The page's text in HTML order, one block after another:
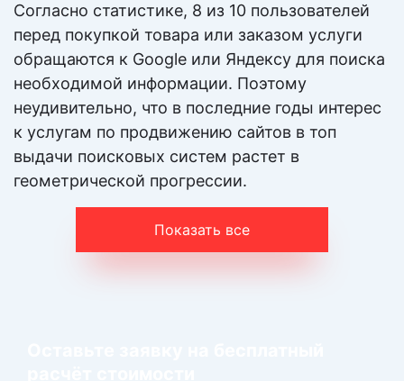
Фирменный стиль
Выделение компании среди конкурентов и
создание узнаваемого образ в глазах
потребителей
Цена:
Согласно статистике, 8 из 10 пользователей
перед покупкой товара или заказом услуги
обращаются к Google или Яндексу для поиска
необходимой информации. Поэтому
неудивительно, что в последние годы интерес
к услугам по продвижению сайтов в топ
выдачи поисковых систем растет в
геометрической прогрессии.
Показать все